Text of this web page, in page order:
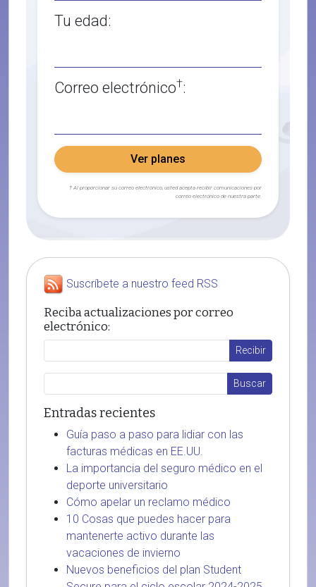
Tu edad:
Correo electrónico†:
Ver planes
† Al proporcionar su correo electrónico, usted acepta recibir comunicaciones por
correo electrónico de nuestra parte.
Suscríbete a nuestro feed RSS
Reciba actualizaciones por correo
electrónico:
Entradas recientes
Guía paso a paso para lidiar con las
facturas médicas en EE.UU.
La importancia del seguro médico en el
deporte universitario
Cómo apelar un reclamo médico
10 Cosas que puedes hacer para
mantenerte activo durante las
vacaciones de invierno
Nuevos beneficios del plan Student